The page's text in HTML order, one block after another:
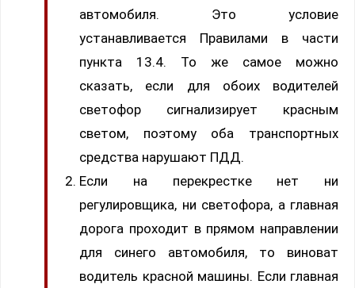
автомобиля. Это условие
устанавливается Правилами в части
пункта 13.4. То же самое можно
сказать, если для обоих водителей
светофор сигнализирует красным
светом, поэтому оба транспортных
средства нарушают ПДД.
Если на перекрестке нет ни
регулировщика, ни светофора, а главная
дорога проходит в прямом направлении
для синего автомобиля, то виноват
водитель красной машины. Если главная